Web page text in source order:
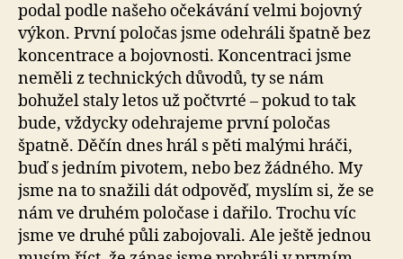
podal podle našeho očekávání velmi bojovný
výkon. První poločas jsme odehráli špatně bez
koncentrace a bojovnosti. Koncentraci jsme
neměli z technických důvodů, ty se nám
bohužel staly letos už počtvrté – pokud to tak
bude, vždycky odehrajeme první poločas
špatně. Děčín dnes hrál s pěti malými hráči,
buď s jedním pivotem, nebo bez žádného. My
jsme na to snažili dát odpověď, myslím si, že se
nám ve druhém poločase i dařilo. Trochu víc
jsme ve druhé půli zabojovali. Ale ještě jednou